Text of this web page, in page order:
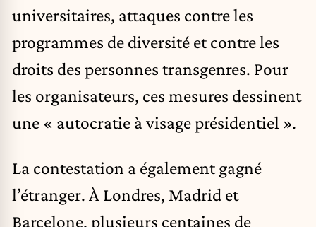
universitaires, attaques contre les
programmes de diversité et contre les
droits des personnes transgenres. Pour
les organisateurs, ces mesures dessinent
une « autocratie à visage présidentiel ».
La contestation a également gagné
l’étranger. À Londres, Madrid et
Barcelone, plusieurs centaines de